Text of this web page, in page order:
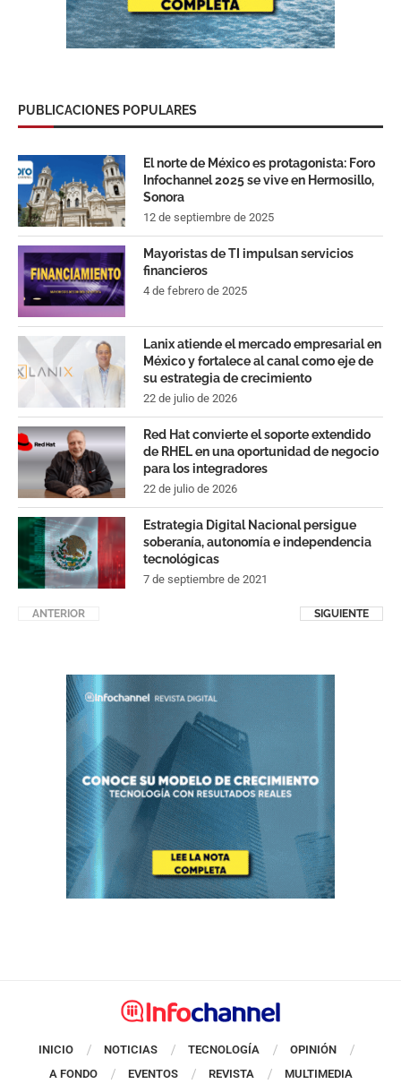
PUBLICACIONES POPULARES
El norte de México es protagonista: Foro
Infochannel 2025 se vive en Hermosillo,
Sonora
12 de septiembre de 2025
Mayoristas de TI impulsan servicios
financieros
4 de febrero de 2025
Lanix atiende el mercado empresarial en
México y fortalece al canal como eje de
su estrategia de crecimiento
22 de julio de 2026
Red Hat convierte el soporte extendido
de RHEL en una oportunidad de negocio
para los integradores
22 de julio de 2026
Estrategia Digital Nacional persigue
soberanía, autonomía e independencia
tecnológicas
7 de septiembre de 2021
ANTERIOR SIGUIENTE
INICIO NOTICIAS TECNOLOGÍA
OPINIÓN
A FONDO
EVENTOS REVISTA MULTIMEDIA